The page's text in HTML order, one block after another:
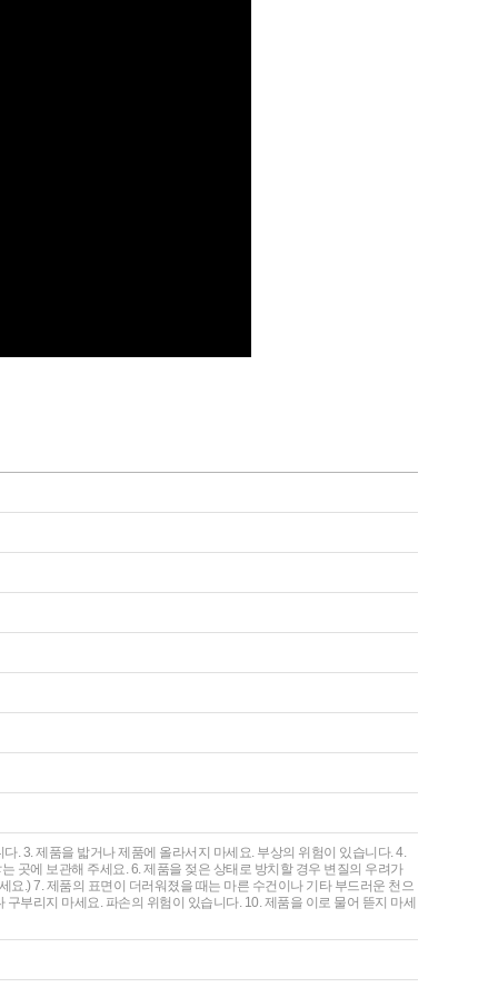
. 3. 제품을 밟거나 제품에 올라서지 마세요. 부상의 위험이 있습니다. 4.
곳에 보관해 주세요. 6. 제품을 젖은 상태로 방치할 경우 변질의 우려가
.) 7. 제품의 표면이 더러워졌을 때는 마른 수건이나 기타 부드러운 천으
부리지 마세요. 파손의 위험이 있습니다. 10. 제품을 이로 물어 뜯지 마세